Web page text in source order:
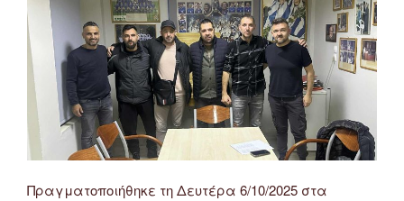
Πραγματοποιήθηκε τη Δευτέρα 6/10/2025 στα